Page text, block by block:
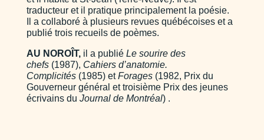
traducteur et il pratique principalement la poésie.
Il a collaboré à plusieurs revues québécoises et a
publié trois recueils de poèmes.
AU NOROÎT, il a publié Le sourire des
chefs (1987), Cahiers d’anatomie.
Complicités (1985) etForages (1982, Prix du
Gouverneur général et troisième Prix des jeunes
écrivains du Journal de Montréal) .